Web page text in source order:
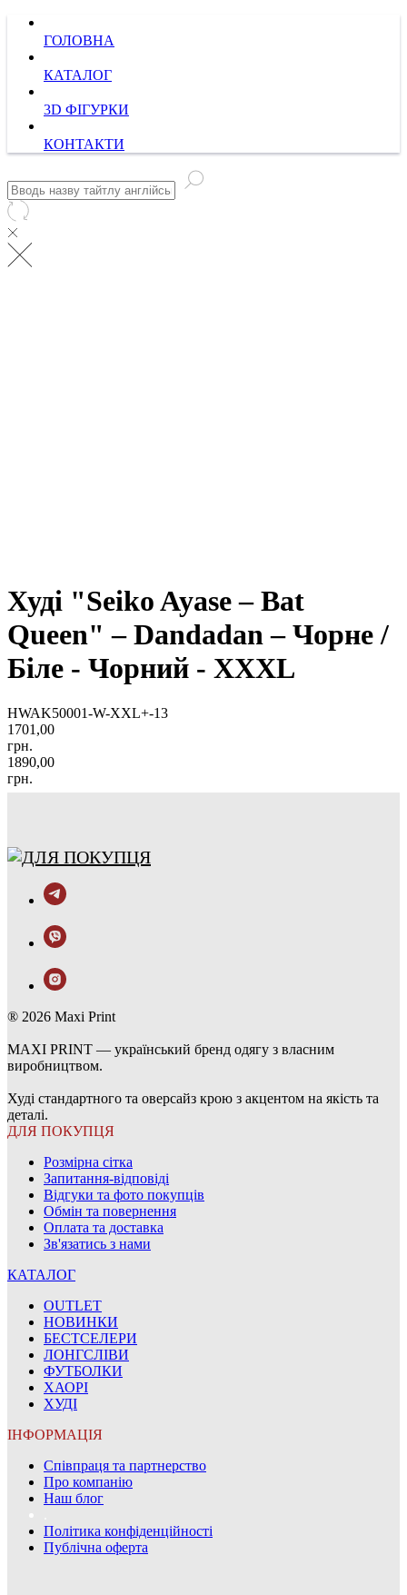
ГОЛОВНА
КАТАЛОГ
3D ФІГУРКИ
КОНТАКТИ
Худі "Seiko Ayase – Bat
Queen" – Dandadan – Чорне /
Біле - Чорний - XXXL
HWAK50001-W-XXL+-13
1701,00
грн.
1890,00
грн.
® 2026 Maxi Print
MAXI PRINT — український бренд одягу з власним
виробництвом.
Худі стандартного та оверсайз крою з акцентом на якість та
деталі.
ДЛЯ ПОКУПЦЯ
Розмірна сітка
Запитання-відповіді
Відгуки та фото покупців
Обмін та повернення
Оплата та доставка
Зв'язатись з нами
КАТАЛОГ
OUTLET
НОВИНКИ
БЕСТСЕЛЕРИ
ЛОНГСЛІВИ
ФУТБОЛКИ
ХАОРІ
ХУДІ
ІНФОРМАЦІЯ
Співпраця та партнерство
Про компанію
Наш блог
Політика конфіденційності
Публічна оферта